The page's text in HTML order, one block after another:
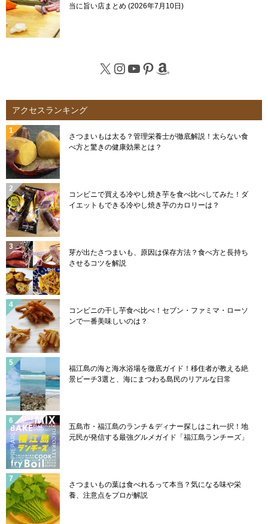
当に旨い店まとめ 2026年7月10日
X Instagram
YouTube
Pinterest
Amazon
アクセスランキング
さつまいもは太る？管理栄養士が徹底解説！太らない食
べ方と驚きの健康効果とは？
コンビニで買える冷やし焼き芋を食べ比べしてみた！ダ
イエットもできる冷やし焼き芋のカロリーは？
芽が出たさつまいも、原因は保存方法？食べ方と長持ち
させるコツを解説
コンビニの干し芋食べ比べ！セブン・ファミマ・ローソ
ンで一番美味しいのは？
福江島の海と海水浴場を徹底ガイド！移住者が教える絶
景ビーチ3選と、海にまつわる島民のリアルな日常
五島市・福江島のランチ＆ディナー探しはこれ一択！地
元民が発信する最強グルメガイド「福江島ランチーズ」
さつまいもの葉は食べれるって本当？気になる味や栄
養、注意点をプロが解説